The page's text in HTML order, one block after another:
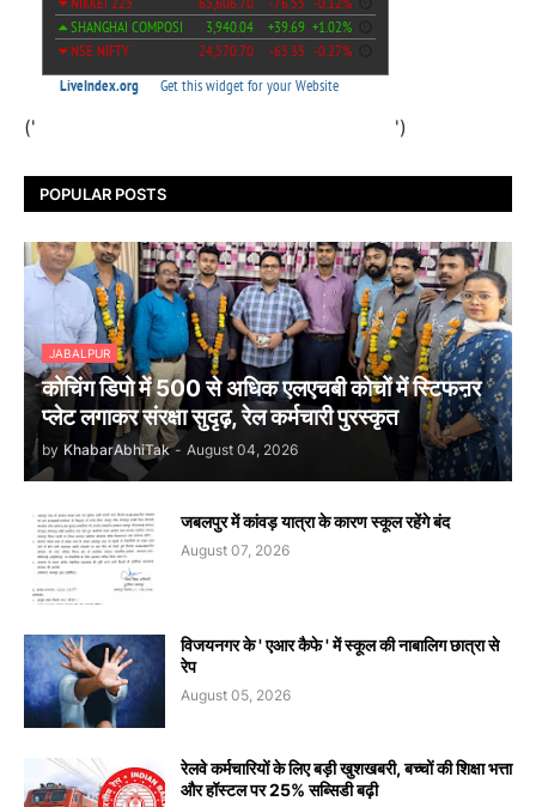
(' ')
POPULAR POSTS
JABALPUR
कोचिंग डिपो में 500 से अधिक एलएचबी कोचों में स्टिफऩर
प्लेट लगाकर संरक्षा सुदृढ़, रेल कर्मचारी पुरस्कृत
by KhabarAbhiTak - August 04, 2026
जबलपुर में कांवड़ यात्रा के कारण स्कूल रहेंगे बंद
August 07, 2026
विजयनगर के ' एआर कैफे ' में स्कूल की नाबालिग छात्रा से
रेप
August 05, 2026
रेलवे कर्मचारियों के लिए बड़ी खुशखबरी, बच्चों की शिक्षा भत्ता
और हॉस्टल पर 25% सब्सिडी बढ़ी